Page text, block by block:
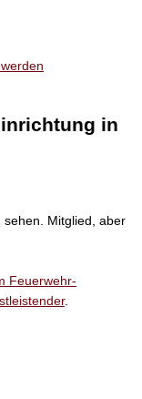
in
Mitglied, aber
Feuerwehr-
.